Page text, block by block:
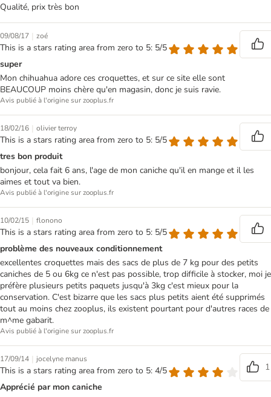
Qualité, prix très bon
09/08/17 | zoé
This is a stars rating area from zero to 5: 5/5
super
Mon chihuahua adore ces croquettes, et sur ce site elle sont
BEAUCOUP moins chère qu'en magasin, donc je suis ravie.
Avis publié à l'origine sur zooplus.fr
18/02/16 | olivier terroy
This is a stars rating area from zero to 5: 5/5
tres bon produit
bonjour, cela fait 6 ans, l'age de mon caniche qu'il en mange et il les
aimes et tout va bien.
Avis publié à l'origine sur zooplus.fr
10/02/15 | flonono
This is a stars rating area from zero to 5: 5/5
problème des nouveaux conditionnement
excellentes croquettes mais des sacs de plus de 7 kg pour des petits
caniches de 5 ou 6kg ce n'est pas possible, trop difficile à stocker, moi je
préfère plusieurs petits paquets jusqu'à 3kg c'est mieux pour la
conservation. C'est bizarre que les sacs plus petits aient été supprimés
tout au moins chez zooplus, ils existent pourtant pour d'autres races de
m^me gabarit.
Avis publié à l'origine sur zooplus.fr
17/09/14 | jocelyne manus
This is a stars rating area from zero to 5: 4/5
1
Apprécié par mon caniche